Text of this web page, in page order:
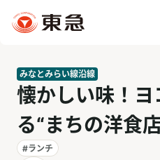
みなとみらい線沿線
懐かしい味！
る“まちの洋食
#ランチ